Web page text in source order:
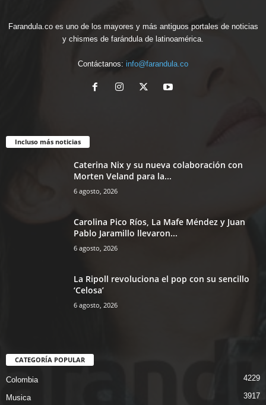
Farandula.co es uno de los mayores y más antiguos portales de noticias
y chismes de farándula de latinoamérica.
Contáctanos: info@farandula.co
Incluso más noticias
Caterina Nix y su nueva colaboración con
Morten Veland para la...
6 agosto, 2026
Carolina Pico Ríos, La Mafe Méndez y Juan
Pablo Jaramillo llevaron...
6 agosto, 2026
La Ripoll revoluciona el pop con su sencillo
‘Celosa’
6 agosto, 2026
CATEGORÍA POPULAR
Colombia 4229
Musica 3917